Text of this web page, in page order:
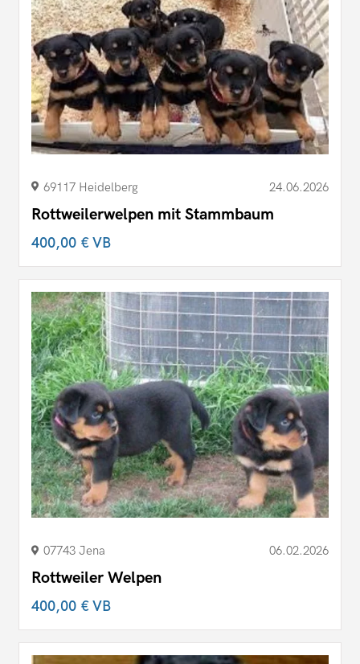
69117 Heidelberg 24.06.2026
Rottweilerwelpen mit Stammbaum
400,00 €VB
07743 Jena 06.02.2026
Rottweiler Welpen
400,00 €VB